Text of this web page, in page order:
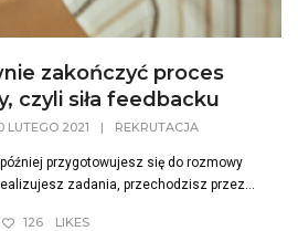
zakończyć proces
czyli siła feedbacku
LUTEGO 2021 | REKRUTACJA
przygotowujesz się do rozmowy
zadania, przechodzisz przez...
126 LIKES